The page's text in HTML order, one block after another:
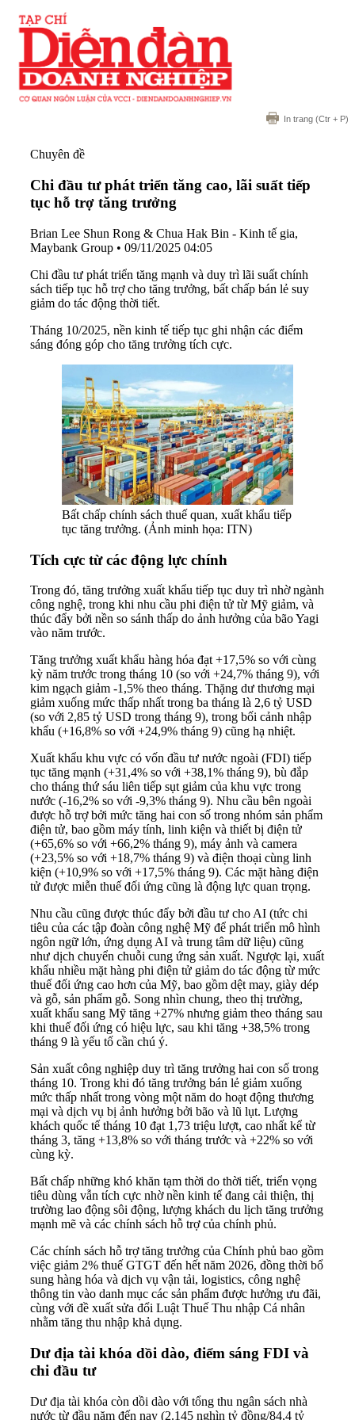
In trang (Ctr + P)
Chuyên đề
Chi đầu tư phát triển tăng cao, lãi suất tiếp
tục hỗ trợ tăng trưởng
Brian Lee Shun Rong & Chua Hak Bin - Kinh tế gia,
Maybank Group • 09/11/2025 04:05
Chi đầu tư phát triển tăng mạnh và duy trì lãi suất chính
sách tiếp tục hỗ trợ cho tăng trưởng, bất chấp bán lẻ suy
giảm do tác động thời tiết.
Tháng 10/2025, nền kinh tế tiếp tục ghi nhận các điểm
sáng đóng góp cho tăng trưởng tích cực.
Bất chấp chính sách thuế quan, xuất khẩu tiếp
tục tăng trưởng. (Ảnh minh họa: ITN)
Tích cực từ các động lực chính
Trong đó, tăng trưởng xuất khẩu tiếp tục duy trì nhờ ngành
công nghệ, trong khi nhu cầu phi điện tử từ Mỹ giảm, và
thúc đẩy bởi nền so sánh thấp do ảnh hưởng của bão Yagi
vào năm trước.
Tăng trưởng xuất khẩu hàng hóa đạt +17,5% so với cùng
kỳ năm trước trong tháng 10 (so với +24,7% tháng 9), với
kim ngạch giảm -1,5% theo tháng. Thặng dư thương mại
giảm xuống mức thấp nhất trong ba tháng là 2,6 tỷ USD
(so với 2,85 tỷ USD trong tháng 9), trong bối cảnh nhập
khẩu (+16,8% so với +24,9% tháng 9) cũng hạ nhiệt.
Xuất khẩu khu vực có vốn đầu tư nước ngoài (FDI) tiếp
tục tăng mạnh (+31,4% so với +38,1% tháng 9), bù đắp
cho tháng thứ sáu liên tiếp sụt giảm của khu vực trong
nước (-16,2% so với -9,3% tháng 9). Nhu cầu bên ngoài
được hỗ trợ bởi mức tăng hai con số trong nhóm sản phẩm
điện tử, bao gồm máy tính, linh kiện và thiết bị điện tử
(+65,6% so với +66,2% tháng 9), máy ảnh và camera
(+23,5% so với +18,7% tháng 9) và điện thoại cùng linh
kiện (+10,9% so với +17,5% tháng 9). Các mặt hàng điện
tử được miễn thuế đối ứng cũng là động lực quan trọng.
Nhu cầu cũng được thúc đẩy bởi đầu tư cho AI (tức chi
tiêu của các tập đoàn công nghệ Mỹ để phát triển mô hình
ngôn ngữ lớn, ứng dụng AI và trung tâm dữ liệu) cũng
như dịch chuyển chuỗi cung ứng sản xuất. Ngược lại, xuất
khẩu nhiều mặt hàng phi điện tử giảm do tác động từ mức
thuế đối ứng cao hơn của Mỹ, bao gồm dệt may, giày dép
và gỗ, sản phẩm gỗ. Song nhìn chung, theo thị trường,
xuất khẩu sang Mỹ tăng +27% nhưng giảm theo tháng sau
khi thuế đối ứng có hiệu lực, sau khi tăng +38,5% trong
tháng 9 là yếu tố cần chú ý.
Sản xuất công nghiệp duy trì tăng trưởng hai con số trong
tháng 10. Trong khi đó tăng trưởng bán lẻ giảm xuống
mức thấp nhất trong vòng một năm do hoạt động thương
mại và dịch vụ bị ảnh hưởng bởi bão và lũ lụt. Lượng
khách quốc tế tháng 10 đạt 1,73 triệu lượt, cao nhất kể từ
tháng 3, tăng +13,8% so với tháng trước và +22% so với
cùng kỳ.
Bất chấp những khó khăn tạm thời do thời tiết, triển vọng
tiêu dùng vẫn tích cực nhờ nền kinh tế đang cải thiện, thị
trường lao động sôi động, lượng khách du lịch tăng trưởng
mạnh mẽ và các chính sách hỗ trợ của chính phủ.
Các chính sách hỗ trợ tăng trưởng của Chính phủ bao gồm
việc giảm 2% thuế GTGT đến hết năm 2026, đồng thời bổ
sung hàng hóa và dịch vụ vận tải, logistics, công nghệ
thông tin vào danh mục các sản phẩm được hưởng ưu đãi,
cùng với đề xuất sửa đổi Luật Thuế Thu nhập Cá nhân
nhằm tăng thu nhập khả dụng.
Dư địa tài khóa dồi dào, điểm sáng FDI và
chi đầu tư
Dư địa tài khóa còn dồi dào với tổng thu ngân sách nhà
nước từ đầu năm đến nay (2.145 nghìn tỷ đồng/84,4 tỷ